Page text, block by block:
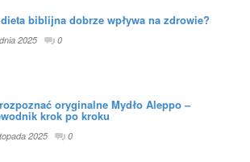
biblijna dobrze wpływa na zdrowie?
2025 0
oryginalne Mydło Aleppo –
krok po kroku
2025 0